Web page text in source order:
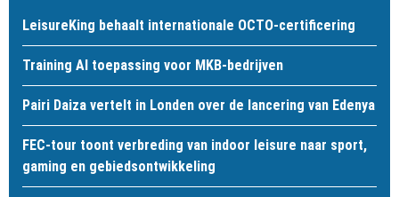
LeisureKing behaalt internationale OCTO-certificering
Training AI toepassing voor MKB-bedrijven
Pairi Daiza vertelt in Londen over de lancering van Edenya
FEC-tour toont verbreding van indoor leisure naar sport,
gaming en gebiedsontwikkeling